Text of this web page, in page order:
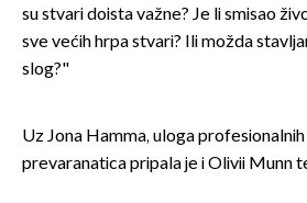
su stvari doista važne? Je li smisao
sve većih hrpa stvari? Ili možda
slog?"
Uz Jona Hamma, uloga
prevaranatica pripala je i Olivii Munn